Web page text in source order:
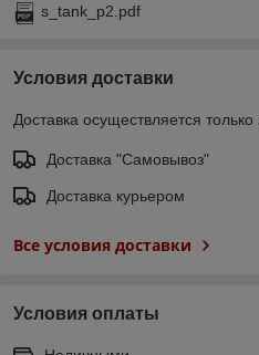
s_tank_p2.pdf
Условия доставки
Доставка осуществляется
Доставка "Самовывоз"
Доставка курьером
Все условия доставки
Условия оплаты